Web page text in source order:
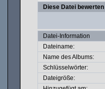
Diese Datei bewerten
Datei-Information
Dateiname:
Name des Albums:
Schlüsselwörter:
Dateigröße: